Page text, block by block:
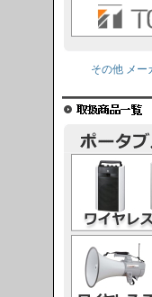
その他 メー